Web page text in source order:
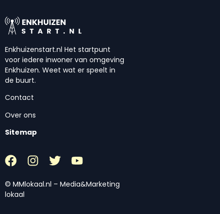
Enkhuizenstart.nl Het startpunt
voor iedere inwoner van omgeving
Enkhuizen. Weet wat er speelt in
de buurt.
Contact
Over ons
Sitemap
© MMlokaal.nl – Media&Marketing
lokaal